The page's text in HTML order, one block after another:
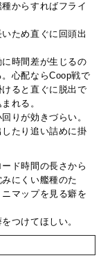
からすればフライ
ため直ぐに回頭出
時間差が生じるの
心配ならCoop戦で
ると直ぐに脱出で
れる。
りが効きづらい。
たり追い詰めに掛
ド時間の長さから
にくい艦種のた
マップを見る癖を
つけてほしい。